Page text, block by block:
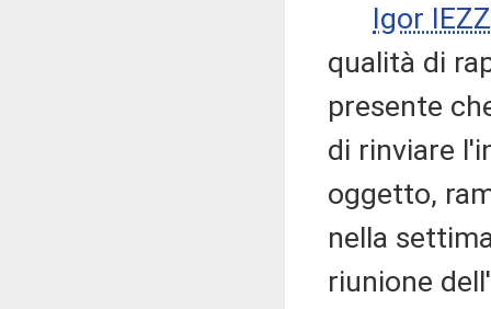
Igor
qualità di
presente
di rinviare
oggetto,
nella
riunione